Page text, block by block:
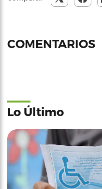
COMENTARIOS
Lo Último